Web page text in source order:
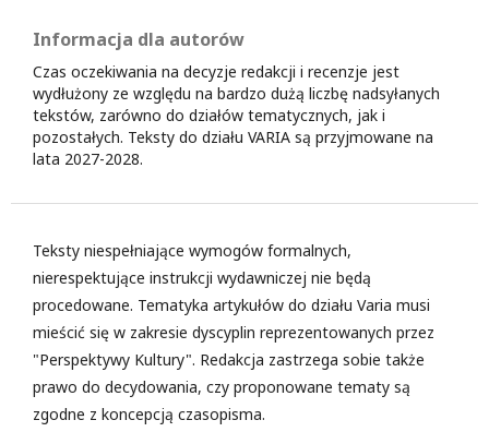
Informacja dla autorów
Czas oczekiwania na decyzje redakcji i recenzje jest
wydłużony ze względu na bardzo dużą liczbę nadsyłanych
tekstów, zarówno do działów tematycznych, jak i
pozostałych. Teksty do działu VARIA są przyjmowane na
lata 2027-2028.
Teksty niespełniające wymogów formalnych,
nierespektujące instrukcji wydawniczej nie będą
procedowane. Tematyka artykułów do działu Varia musi
mieścić się w zakresie dyscyplin reprezentowanych przez
"Perspektywy Kultury". Redakcja zastrzega sobie także
prawo do decydowania, czy proponowane tematy są
zgodne z koncepcją czasopisma.